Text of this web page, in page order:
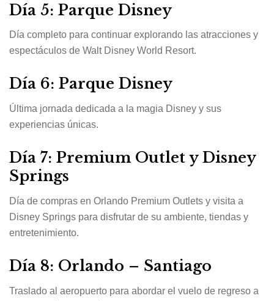
Día 5: Parque Disney
Día completo para continuar explorando las atracciones y
espectáculos de Walt Disney World Resort.
Día 6: Parque Disney
Última jornada dedicada a la magia Disney y sus
experiencias únicas.
Día 7: Premium Outlet y Disney
Springs
Día de compras en Orlando Premium Outlets y visita a
Disney Springs para disfrutar de su ambiente, tiendas y
entretenimiento.
Día 8: Orlando – Santiago
Traslado al aeropuerto para abordar el vuelo de regreso a